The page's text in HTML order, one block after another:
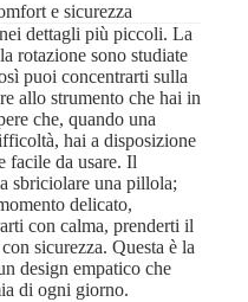
e sicurezza
dettagli più piccoli. La
rotazione sono studiate
puoi concentrarti sulla
allo strumento che hai in
che, quando una
hai a disposizione
facile da usare. Il
sbriciolare una pillola;
delicato,
con calma, prenderti il
sicurezza. Questa è la
design empatico che
di ogni giorno.